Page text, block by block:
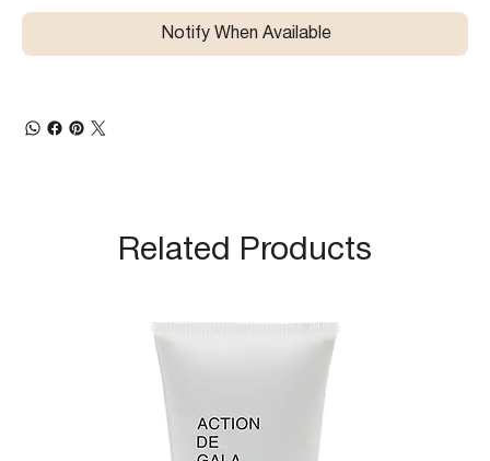
Notify When Available
Related Products